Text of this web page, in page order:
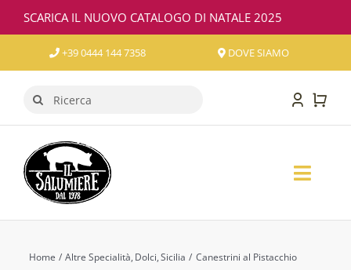
contenuto
SCARICA IL NUOVO CATALOGO DI NATALE 2025
+39 0444 144 7358 DOVE SIAMO
Cerca
Toggle
FORMAGGI
Home Altre Specialità Dolci Sicilia Canestrini al Pistacchio